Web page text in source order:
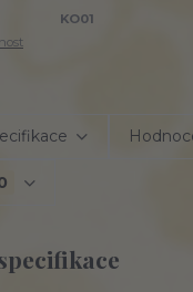
KO01